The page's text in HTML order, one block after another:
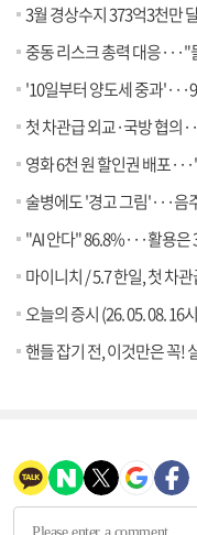
3월 경상수지 373억3천만
중동 리스크 총력 대응
'10일부터 양도세 중과'···9
첫 차관급 외교·국방 협의
영화 6천 원 할인권 배포
술병에도 '경고 그림'···음
"AI 안다" 86.8%···활용은
마이니치 / 5.7 한일, 첫 차관급 외교
오늘의 증시 (26. 05. 08. 16
핸들 잡기 전, 이것만은 꼭! 실